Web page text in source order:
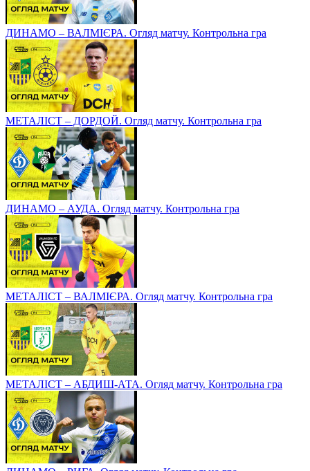
ДИНАМО – ВАЛМІЄРА. Огляд матчу. Контрольна гра
МЕТАЛІСТ – ДОРДОЙ. Огляд матчу. Контрольна гра
ДИНАМО – АУДА. Огляд матчу. Контрольна гра
МЕТАЛІСТ – ВАЛМІЄРА. Огляд матчу. Контрольна гра
МЕТАЛІСТ – АБДИШ-АТА. Огляд матчу. Контрольна гра